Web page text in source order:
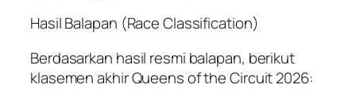
Hasil Balapan (Race Classification)
Berdasarkan hasil resmi balapan, berikut
klasemen akhir Queens of the Circuit 2026: